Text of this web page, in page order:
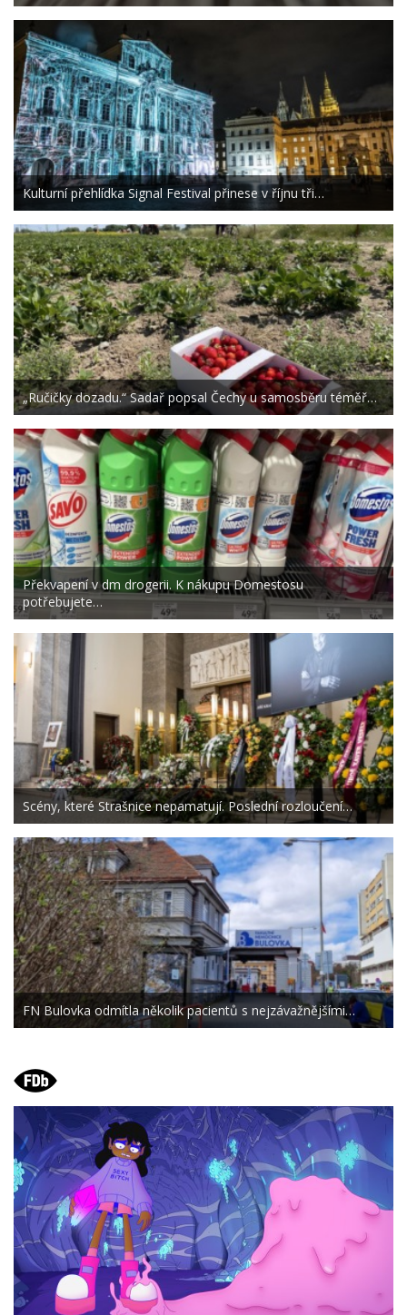
Kulturní přehlídka Signal Festival přinese v říjnu tři…
„Ručičky dozadu.“ Sadař popsal Čechy u samosběru téměř…
Překvapení v dm drogerii. K nákupu Domestosu
potřebujete…
Scény, které Strašnice nepamatují. Poslední rozloučení…
FN Bulovka odmítla několik pacientů s nejzávažnějšími…